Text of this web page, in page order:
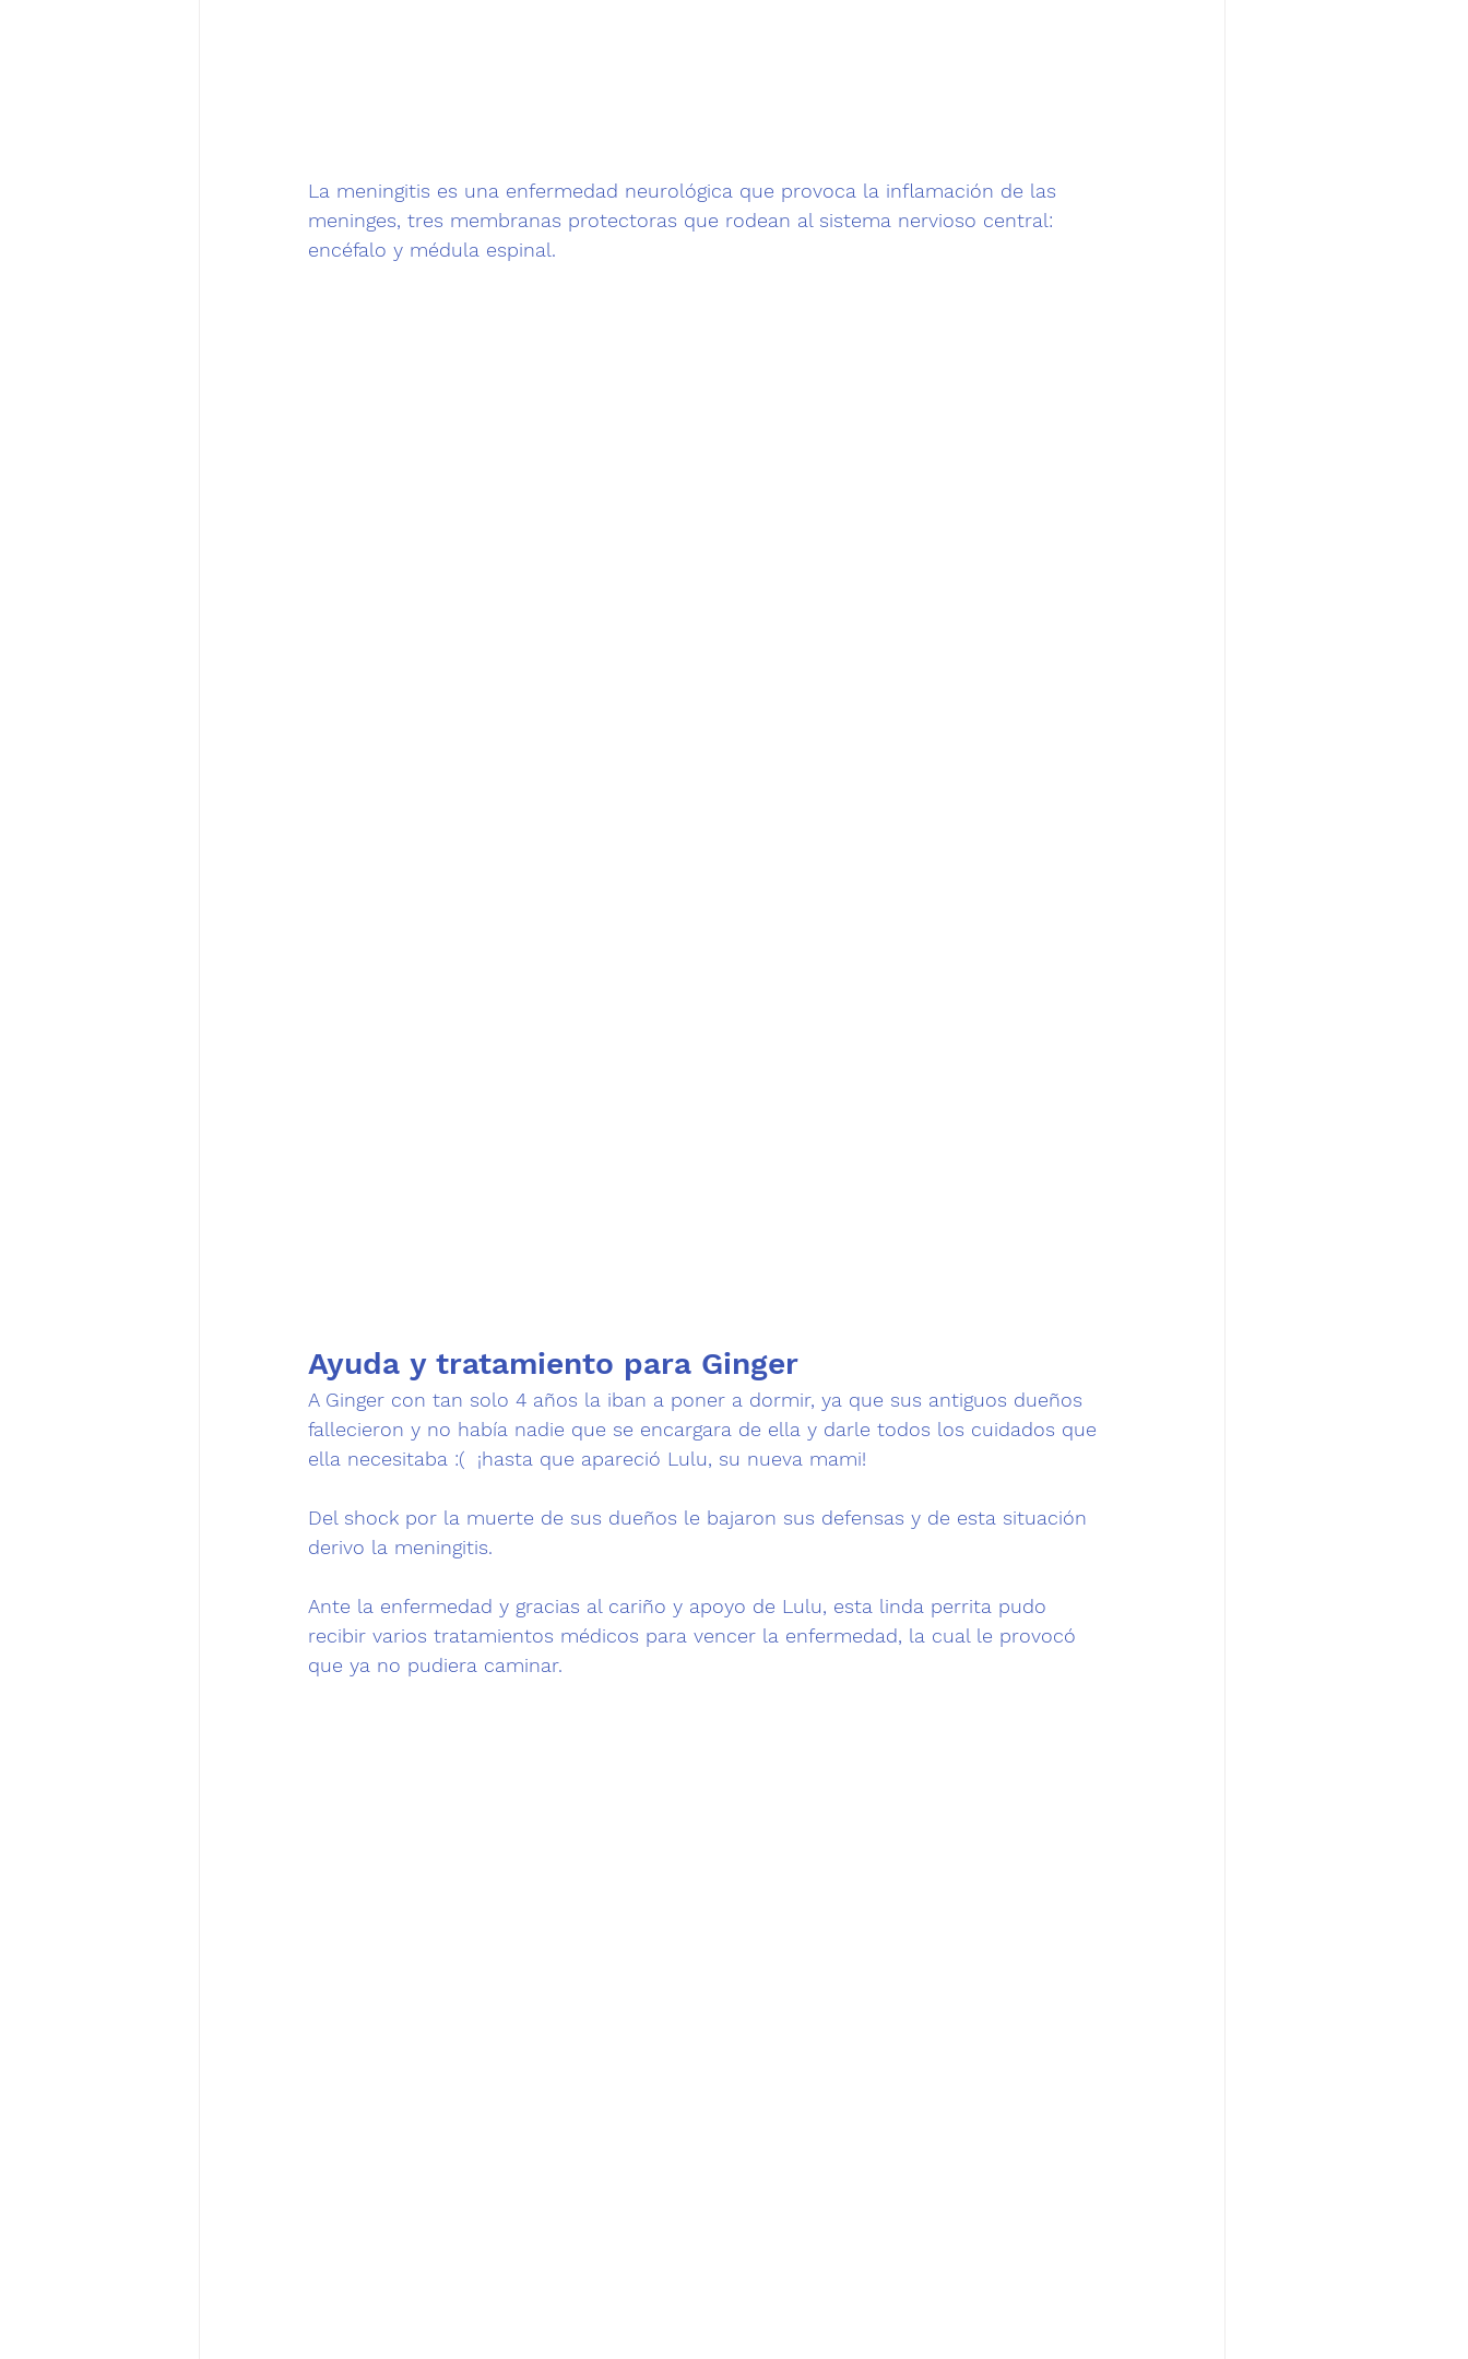
La meningitis es una enfermedad neurológica que provoca la inflamación de las
meninges, tres membranas protectoras que rodean al sistema nervioso central:
encéfalo y médula espinal.
Ayuda y tratamiento para Ginger
A Ginger con tan solo 4 años la iban a poner a dormir, ya que sus antiguos dueños
fallecieron y no había nadie que se encargara de ella y darle todos los cuidados que
ella necesitaba :( ¡hasta que apareció Lulu, su nueva mami!
Del shock por la muerte de sus dueños le bajaron sus defensas y de esta situación
derivo la meningitis.
Ante la enfermedad y gracias al cariño y apoyo de Lulu, esta linda perrita pudo
recibir varios tratamientos médicos para vencer la enfermedad, la cual le provocó
que ya no pudiera caminar.